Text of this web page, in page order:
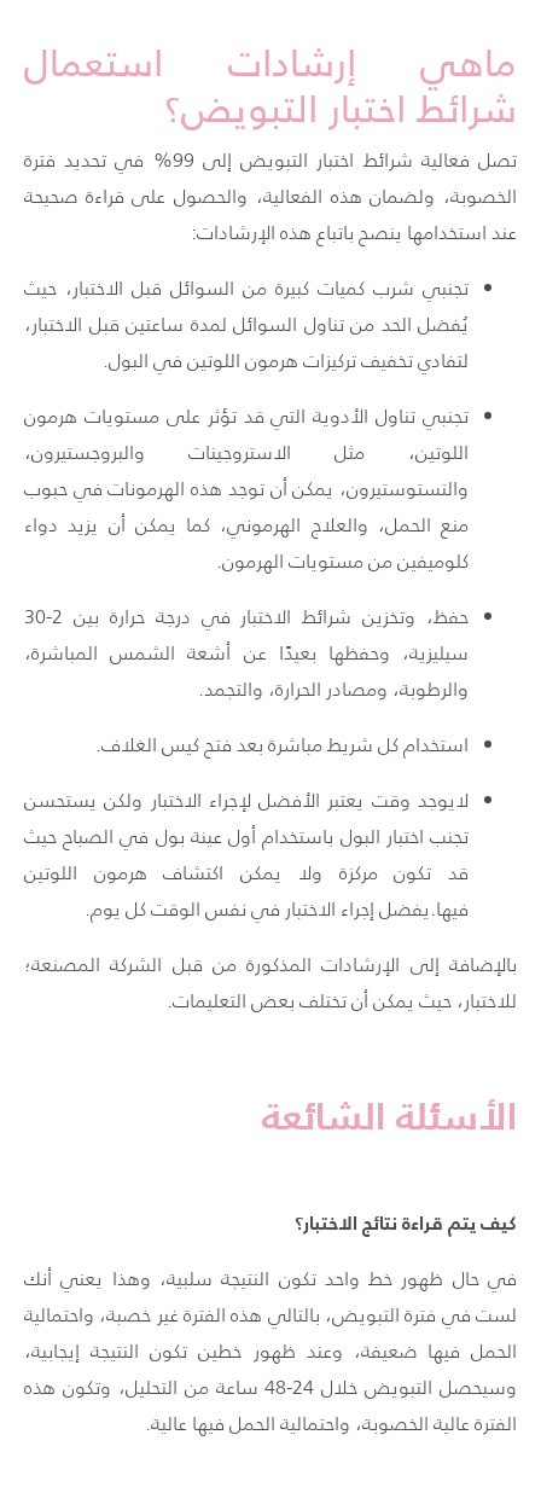
ماهي إرشادات استعمال
شرائط اختبار التبويض؟
تصل فعالية شرائط اختبار التبويض إلى 99% في تحديد فترة
الخصوبة، ولضمان هذه الفعالية، والحصول على قراءة صحيحة
عند استخدامها ينصح باتباع هذه الإرشادات:
تجنبي شرب كميات كبيرة من السوائل قبل الاختبار، حيث
يُفضل الحد من تناول السوائل لمدة ساعتين قبل الاختبار،
لتفادي تخفيف تركيزات هرمون اللوتين في البول.
تجنبي تناول الأدوية التي قد تؤثر على مستويات هرمون
اللوتين، مثل الاستروجينات والبروجستيرون،
والتستوستيرون، يمكن أن توجد هذه الهرمونات في حبوب
منع الحمل، والعلاج الهرموني، كما يمكن أن يزيد دواء
كلوميفين من مستويات الهرمون.
حفظ، وتخزين شرائط الاختبار في درجة حرارة بين 2-30
سيليزية، وحفظها بعيدًا عن أشعة الشمس المباشرة،
والرطوبة، ومصادر الحرارة، والتجمد.
استخدام كل شريط مباشرة بعد فتح كيس الغلاف.
لايوجد وقت يعتبر الأفضل لإجراء الاختبار ولكن يستحسن
تجنب اختبار البول باستخدام أول عينة بول في الصباح حيث
قد تكون مركزة ولا يمكن اكتشاف هرمون اللوتين
فيها.يفضل إجراء الاختبار في نفس الوقت كل يوم.
بالإضافة إلى الإرشادات المذكورة من قبل الشركة المصنعة؛
للاختبار، حيث يمكن أن تختلف بعض التعليمات.
الأسئلة الشائعة
كيف يتم قراءة نتائج الاختبار؟
في حال ظهور خط واحد تكون النتيجة سلبية، وهذا يعني أنك
لست في فترة التبويض، بالتالي هذه الفترة غير خصبة، واحتمالية
الحمل فيها ضعيفة، وعند ظهور خطين تكون النتيجة إيجابية،
وسيحصل التبويض خلال 24-48 ساعة من التحليل، وتكون هذه
الفترة عالية الخصوبة، واحتمالية الحمل فيها عالية.